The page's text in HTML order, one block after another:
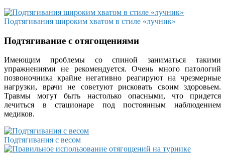
Подтягивания широким хватом в стиле «лучник»
Подтягивание с отягощениями
Имеющим проблемы со спиной заниматься такими
упражнениями не рекомендуется. Очень много патологий
позвоночника крайне негативно реагируют на чрезмерные
нагрузки, врачи не советуют рисковать своим здоровьем.
Травмы могут быть настолько опасными, что придется
лечиться в стационаре под постоянным наблюдением
медиков.
Подтягивания с весом